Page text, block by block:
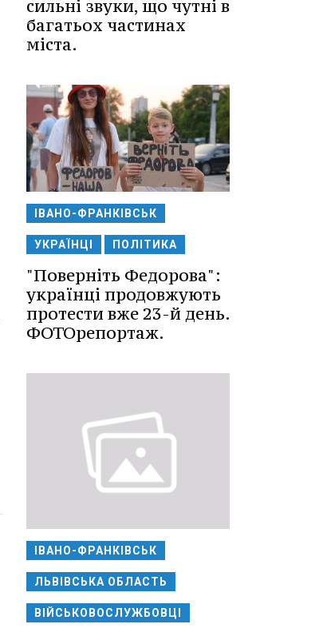
сильні звуки, що чутні в
багатьох частинах
міста.
ІВАНО-ФРАНКІВСЬК
УКРАЇНЦІ ПОЛІТИКА
"Поверніть Федорова":
українці продовжують
протести вже 23-й день.
ФОТОрепортаж.
ІВАНО-ФРАНКІВСЬК
ЛЬВІВСЬКА ОБЛАСТЬ
ВІЙСЬКОВОСЛУЖБОВЦІ